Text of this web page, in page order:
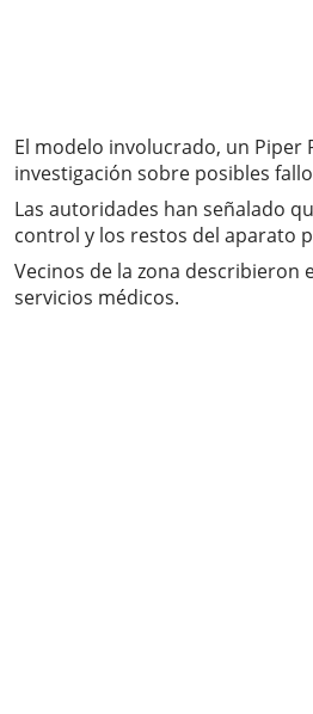
El modelo involucrado, un Piper
investigación sobre posibles
Las autoridades han señalado
control y los restos del aparato
Vecinos de la zona
servicios médicos.